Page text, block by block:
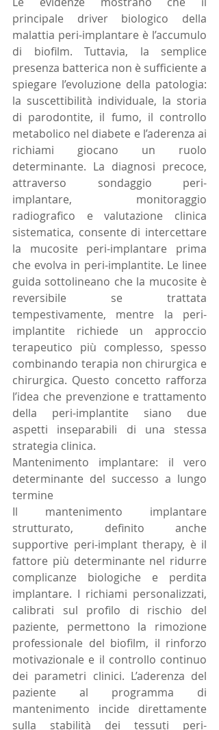
principale driver biologico della
malattia peri-implantare è l’accumulo
di biofilm. Tuttavia, la semplice
presenza batterica non è sufficiente a
spiegare l’evoluzione della patologia:
la suscettibilità individuale, la storia
di parodontite, il fumo, il controllo
metabolico nel diabete e l’aderenza ai
richiami giocano un ruolo
determinante. La diagnosi precoce,
attraverso sondaggio peri-
implantare, monitoraggio
radiografico e valutazione clinica
sistematica, consente di intercettare
la mucosite peri-implantare prima
che evolva in peri-implantite. Le linee
guida sottolineano che la mucosite è
reversibile se trattata
tempestivamente, mentre la peri-
implantite richiede un approccio
terapeutico più complesso, spesso
combinando terapia non chirurgica e
chirurgica. Questo concetto rafforza
l’idea che prevenzione e trattamento
della peri-implantite siano due
aspetti inseparabili di una stessa
strategia clinica.
Mantenimento implantare: il vero
determinante del successo a lungo
termine
Il mantenimento implantare
strutturato, definito anche
supportive peri-implant therapy, è il
fattore più determinante nel ridurre
complicanze biologiche e perdita
implantare. I richiami personalizzati,
calibrati sul profilo di rischio del
paziente, permettono la rimozione
professionale del biofilm, il rinforzo
motivazionale e il controllo continuo
dei parametri clinici. L’aderenza del
paziente al programma di
mantenimento incide direttamente
sulla stabilità dei tessuti peri-